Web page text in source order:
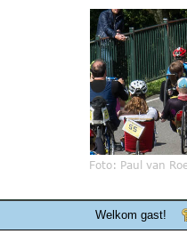
Welkom gast!